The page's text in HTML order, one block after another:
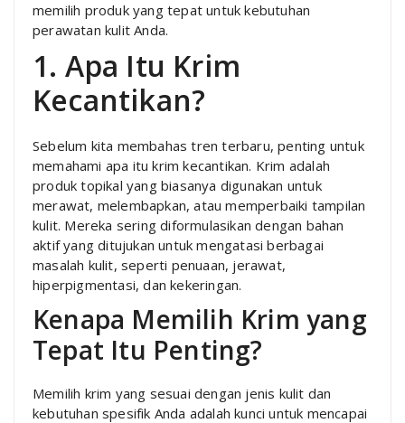
memilih produk yang tepat untuk kebutuhan
perawatan kulit Anda.
1. Apa Itu Krim
Kecantikan?
Sebelum kita membahas tren terbaru, penting untuk
memahami apa itu krim kecantikan. Krim adalah
produk topikal yang biasanya digunakan untuk
merawat, melembapkan, atau memperbaiki tampilan
kulit. Mereka sering diformulasikan dengan bahan
aktif yang ditujukan untuk mengatasi berbagai
masalah kulit, seperti penuaan, jerawat,
hiperpigmentasi, dan kekeringan.
Kenapa Memilih Krim yang
Tepat Itu Penting?
Memilih krim yang sesuai dengan jenis kulit dan
kebutuhan spesifik Anda adalah kunci untuk mencapai